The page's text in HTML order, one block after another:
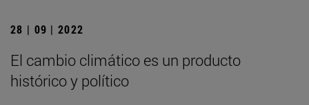
28 | 09 | 2022
El cambio climático es un producto
histórico y político